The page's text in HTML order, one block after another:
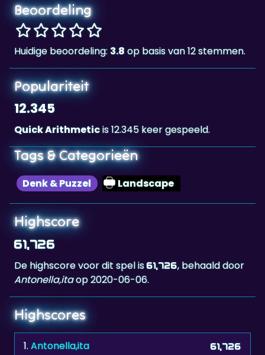
Beoordeling
Huidige beoordeling: 3.8op basis van 12 stemmen.
Populariteit
12.345
Quick Arithmeticis 12.345 keer gespeeld.
Tags & Categorieën
Denk & Puzzel Landscape
Highscore
61,726
De highscore voor dit spel is61,726, behaald door
Antonella,itaop 2020-06-06.
Highscores
1.Antonella,ita 61,726